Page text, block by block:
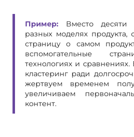
Пример: Вместо десяти
разных моделях продукта,
страницу о самом
вспомогательные
технологиях и
кластеринг ради
жертвуем временем
увеличиваем
контент.